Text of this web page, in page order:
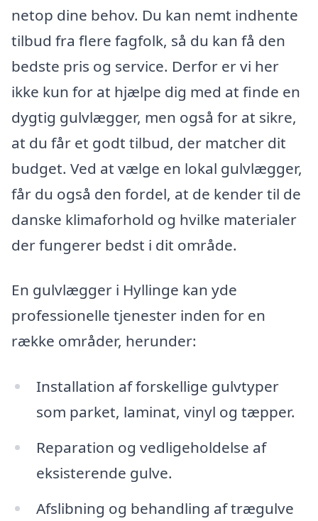
netop dine behov. Du kan nemt indhente
tilbud fra flere fagfolk, så du kan få den
bedste pris og service. Derfor er vi her
ikke kun for at hjælpe dig med at finde en
dygtig gulvlægger, men også for at sikre,
at du får et godt tilbud, der matcher dit
budget. Ved at vælge en lokal gulvlægger,
får du også den fordel, at de kender til de
danske klimaforhold og hvilke materialer
der fungerer bedst i dit område.
En gulvlægger i Hyllinge kan yde
professionelle tjenester inden for en
række områder, herunder:
Installation af forskellige gulvtyper
som parket, laminat, vinyl og tæpper.
Reparation og vedligeholdelse af
eksisterende gulve.
Afslibning og behandling af trægulve